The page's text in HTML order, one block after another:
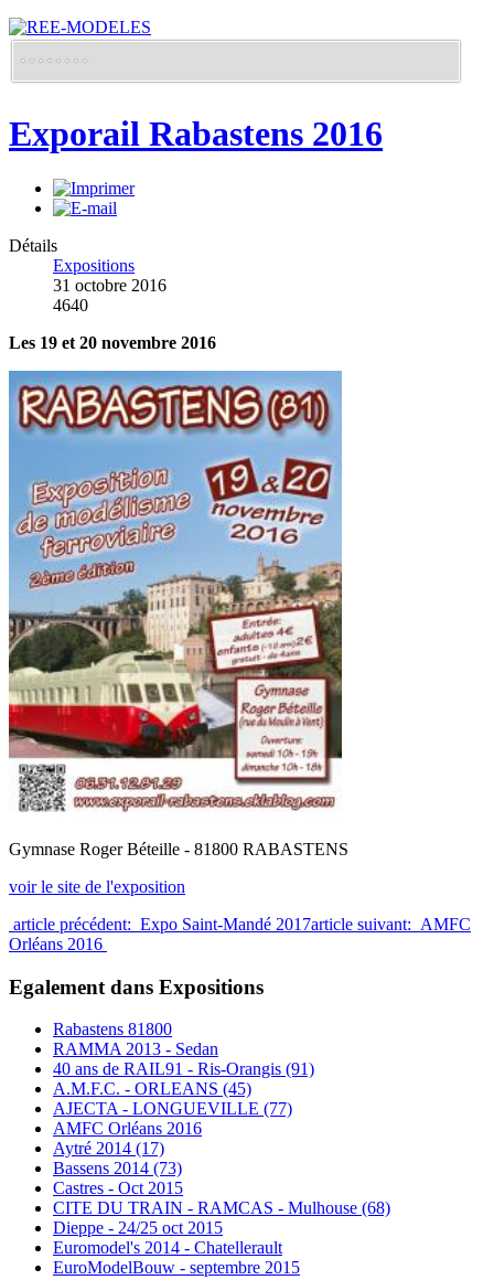
Exporail Rabastens 2016
Détails
Expositions
31 octobre 2016
4640
Les 19 et 20 novembre 2016
Gymnase Roger Béteille - 81800 RABASTENS
voir le site de l'exposition
article précédent: Expo Saint-Mandé 2017article suivant: AMFC
Orléans 2016
Egalement dans Expositions
Rabastens 81800
RAMMA 2013 - Sedan
40 ans de RAIL91 - Ris-Orangis (91)
A.M.F.C. - ORLEANS (45)
AJECTA - LONGUEVILLE (77)
AMFC Orléans 2016
Aytré 2014 (17)
Bassens 2014 (73)
Castres - Oct 2015
CITE DU TRAIN - RAMCAS - Mulhouse (68)
Dieppe - 24/25 oct 2015
Euromodel's 2014 - Chatellerault
EuroModelBouw - septembre 2015